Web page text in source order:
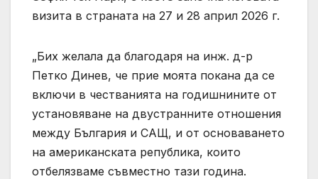
визита в страната на 27 и 28 април 2026 г.
„Бих желала да благодаря на инж. д-р
Петко Динев, че прие моята покана да се
включи в честванията на годишнините от
установяване на двустранните отношения
между България и САЩ, и от основаването
на американската република, които
отбелязваме съвместно тази година.